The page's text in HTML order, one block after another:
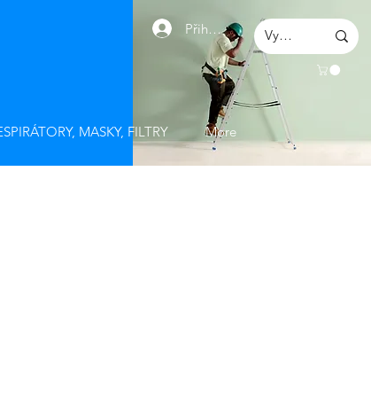
Přihlásit se
MASKY, FILTRY More